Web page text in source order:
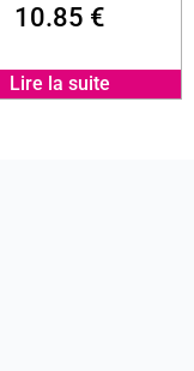
10.85 €
Lire la suite